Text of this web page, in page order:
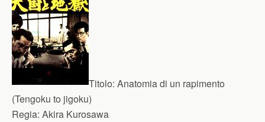
Titolo: Anatomia di un rapimento
(Tengoku to jigoku)
Regia: Akira Kurosawa